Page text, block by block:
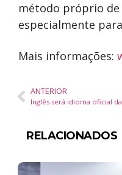
método próprio de
especialmente
Mais informações:
ANTERIOR
RELACIONADOS